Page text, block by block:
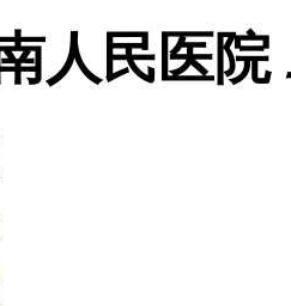
人民医院